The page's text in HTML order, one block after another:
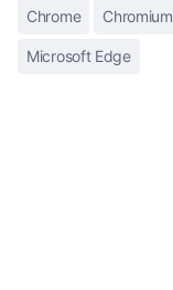
Chrome Chromium
Microsoft Edge